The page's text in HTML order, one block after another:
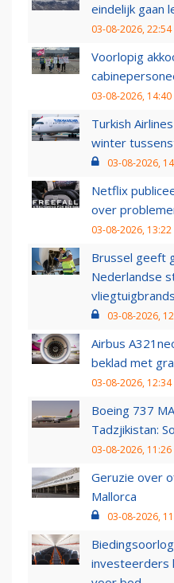
eindelijk gaan
03-08-2026, 22:54
Voorlopig
03-08-2026, 14:40
Turkish
winter
03-08-2026,
Netflix
over
03-08-2026, 13:22
Brussel geeft
Nederlandse
03-08-2026,
Airbus
beklad met
03-08-2026, 12:34
Boeing 737
Tadzjikistan:
03-08-2026, 11:26
Geruzie over
Mallorca
03-08-2026,
investeerders